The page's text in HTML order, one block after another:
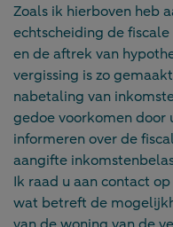
Zoals ik hierboven heb
echtscheiding de
en de aftrek van
vergissing is zo
nabetaling van
gedoe voorkomen door
informeren over de
aangifte
Ik raad u aan contact
wat betreft de